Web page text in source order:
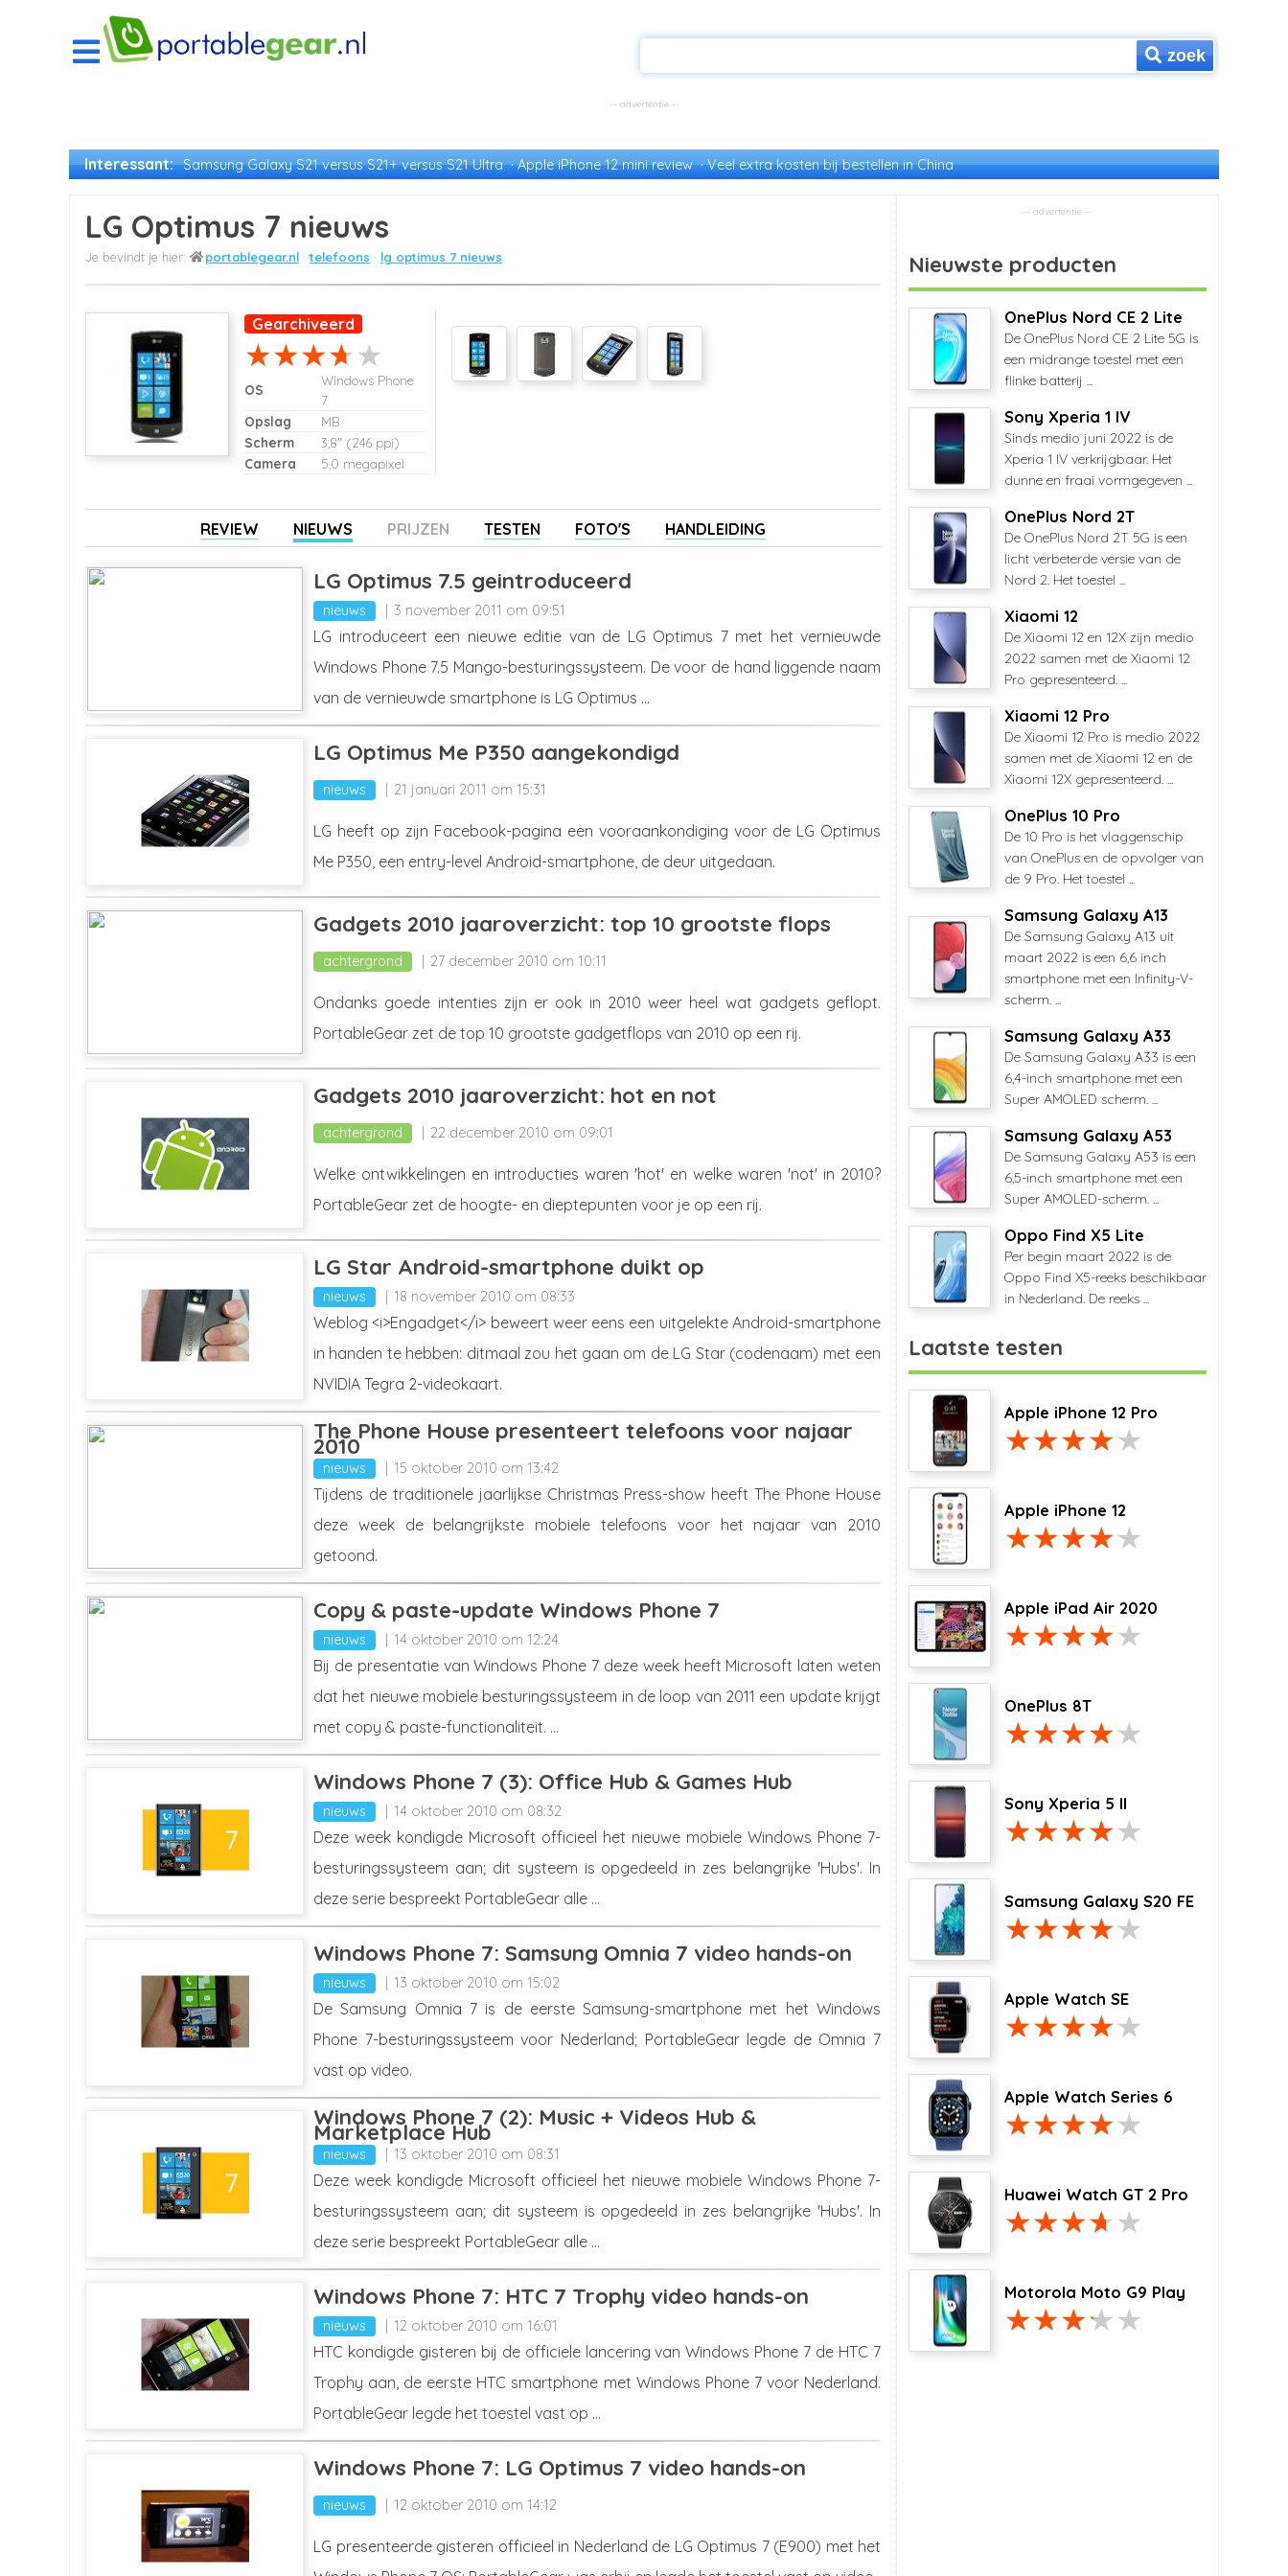
zoek
Interessant: Samsung Galaxy S21 versus S21+ versus S21 Ultra Apple iPhone 12 mini review Veel extra kosten bij bestellen in China
LG Optimus 7 nieuws
portablegear.nl telefoons lg optimus 7 nieuws
Gearchiveerd
OS
Windows Phone
7
Opslag
MB
Scherm
3,8" (246 ppi)
Camera
5,0 megapixel
REVIEW NIEUWS PRIJZEN TESTEN FOTO'S HANDLEIDING
LG Optimus 7.5 geintroduceerd
nieuws 3 november 2011 om 09:51
LG introduceert een nieuwe editie van de LG Optimus 7 met het vernieuwde
Windows Phone 7.5 Mango-besturingssysteem. De voor de hand liggende naam
van de vernieuwde smartphone is LG Optimus ...
LG Optimus Me P350 aangekondigd
nieuws 21 januari 2011 om 15:31
LG heeft op zijn Facebook-pagina een vooraankondiging voor de LG Optimus
Me P350, een entry-level Android-smartphone, de deur uitgedaan.
Gadgets 2010 jaaroverzicht: top 10 grootste flops
achtergrond 27 december 2010 om 10:11
Ondanks goede intenties zijn er ook in 2010 weer heel wat gadgets geflopt.
PortableGear zet de top 10 grootste gadgetflops van 2010 op een rij.
Gadgets 2010 jaaroverzicht: hot en not
achtergrond 22 december 2010 om 09:01
Welke ontwikkelingen en introducties waren 'hot' en welke waren 'not' in 2010?
PortableGear zet de hoogte- en dieptepunten voor je op een rij.
LG Star Android-smartphone duikt op
nieuws 18 november 2010 om 08:33
Weblog <i>Engadget</i> beweert weer eens een uitgelekte Android-smartphone
in handen te hebben: ditmaal zou het gaan om de LG Star (codenaam) met een
NVIDIA Tegra 2-videokaart.
The Phone House presenteert telefoons voor najaar
2010
nieuws 15 oktober 2010 om 13:42
Tijdens de traditionele jaarlijkse Christmas Press-show heeft The Phone House
deze week de belangrijkste mobiele telefoons voor het najaar van 2010
getoond.
Copy & paste-update Windows Phone 7
nieuws 14 oktober 2010 om 12:24
Bij de presentatie van Windows Phone 7 deze week heeft Microsoft laten weten
dat het nieuwe mobiele besturingssysteem in de loop van 2011 een update krijgt
met copy & paste-functionaliteit. ...
Windows Phone 7 (3): Office Hub & Games Hub
nieuws 14 oktober 2010 om 08:32
Deze week kondigde Microsoft officieel het nieuwe mobiele Windows Phone 7-
besturingssysteem aan; dit systeem is opgedeeld in zes belangrijke 'Hubs'. In
deze serie bespreekt PortableGear alle ...
Windows Phone 7: Samsung Omnia 7 video hands-on
nieuws 13 oktober 2010 om 15:02
De Samsung Omnia 7 is de eerste Samsung-smartphone met het Windows
Phone 7-besturingssysteem voor Nederland; PortableGear legde de Omnia 7
vast op video.
Windows Phone 7 (2): Music + Videos Hub &
Marketplace Hub
nieuws 13 oktober 2010 om 08:31
Deze week kondigde Microsoft officieel het nieuwe mobiele Windows Phone 7-
besturingssysteem aan; dit systeem is opgedeeld in zes belangrijke 'Hubs'. In
deze serie bespreekt PortableGear alle ...
Windows Phone 7: HTC 7 Trophy video hands-on
nieuws 12 oktober 2010 om 16:01
HTC kondigde gisteren bij de officiele lancering van Windows Phone 7 de HTC 7
Trophy aan, de eerste HTC smartphone met Windows Phone 7 voor Nederland.
PortableGear legde het toestel vast op ...
Windows Phone 7: LG Optimus 7 video hands-on
nieuws 12 oktober 2010 om 14:12
LG presenteerde gisteren officieel in Nederland de LG Optimus 7 (E900) met het
Nieuwste producten
OnePlus Nord CE 2 Lite
De OnePlus Nord CE 2 Lite 5G is
een midrange toestel met een
flinke batterij ...
Sony Xperia 1 IV
Sinds medio juni 2022 is de
Xperia 1 IV verkrijgbaar. Het
dunne en fraai vormgegeven ...
OnePlus Nord 2T
De OnePlus Nord 2T 5G is een
licht verbeterde versie van de
Nord 2. Het toestel ...
Xiaomi 12
De Xiaomi 12 en 12X zijn medio
2022 samen met de Xiaomi 12
Pro gepresenteerd. ...
Xiaomi 12 Pro
De Xiaomi 12 Pro is medio 2022
samen met de Xiaomi 12 en de
Xiaomi 12X gepresenteerd. ...
OnePlus 10 Pro
De 10 Pro is het vlaggenschip
van OnePlus en de opvolger van
de 9 Pro. Het toestel ...
Samsung Galaxy A13
De Samsung Galaxy A13 uit
maart 2022 is een 6,6 inch
smartphone met een Infinity-V-
scherm. ...
Samsung Galaxy A33
De Samsung Galaxy A33 is een
6,4-inch smartphone met een
Super AMOLED scherm. ...
Samsung Galaxy A53
De Samsung Galaxy A53 is een
6,5-inch smartphone met een
Super AMOLED-scherm. ...
Oppo Find X5 Lite
Per begin maart 2022 is de
Oppo Find X5-reeks beschikbaar
in Nederland. De reeks ...
Laatste testen
Apple iPhone 12 Pro
Apple iPhone 12
Apple iPad Air 2020
OnePlus 8T
Sony Xperia 5 II
Samsung Galaxy S20 FE
Apple Watch SE
Apple Watch Series 6
Huawei Watch GT 2 Pro
Motorola Moto G9 Play